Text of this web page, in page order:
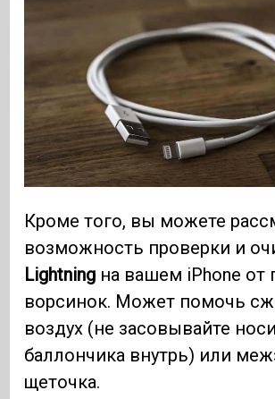
Кроме того, вы можете
возможность проверки и
Lightning на вашем iPhone от
ворсинок. Может помочь
воздух (не засовывайте
баллончика внутрь) или
щеточка.